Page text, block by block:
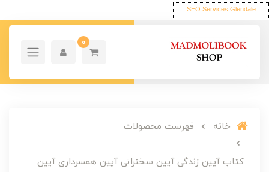
SEO Services Glendale
0
خانه فهرست محصولات
کتاب آیین زندگی آیین سخنرانی آیین همسرداری آیین